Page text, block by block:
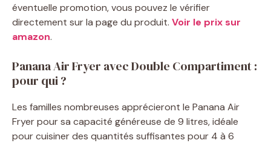
éventuelle promotion, vous pouvez le vérifier
directement sur la page du produit. Voir le prix sur
amazon.
Panana Air Fryer avec Double Compartiment :
pour qui ?
Les familles nombreuses apprécieront le Panana Air
Fryer pour sa capacité généreuse de 9 litres, idéale
pour cuisiner des quantités suffisantes pour 4 à 6